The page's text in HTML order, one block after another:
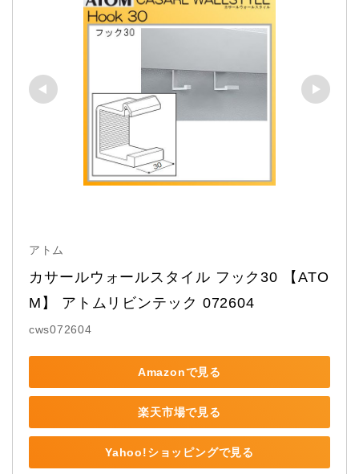
アトム
カサールウォールスタイル フック30 【ATO
M】 アトムリビンテック 072604
cws072604
Amazonで見る
楽天市場で見る
Yahoo!ショッピングで見る